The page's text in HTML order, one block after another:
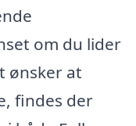
om du lider
ønsker at
findes der